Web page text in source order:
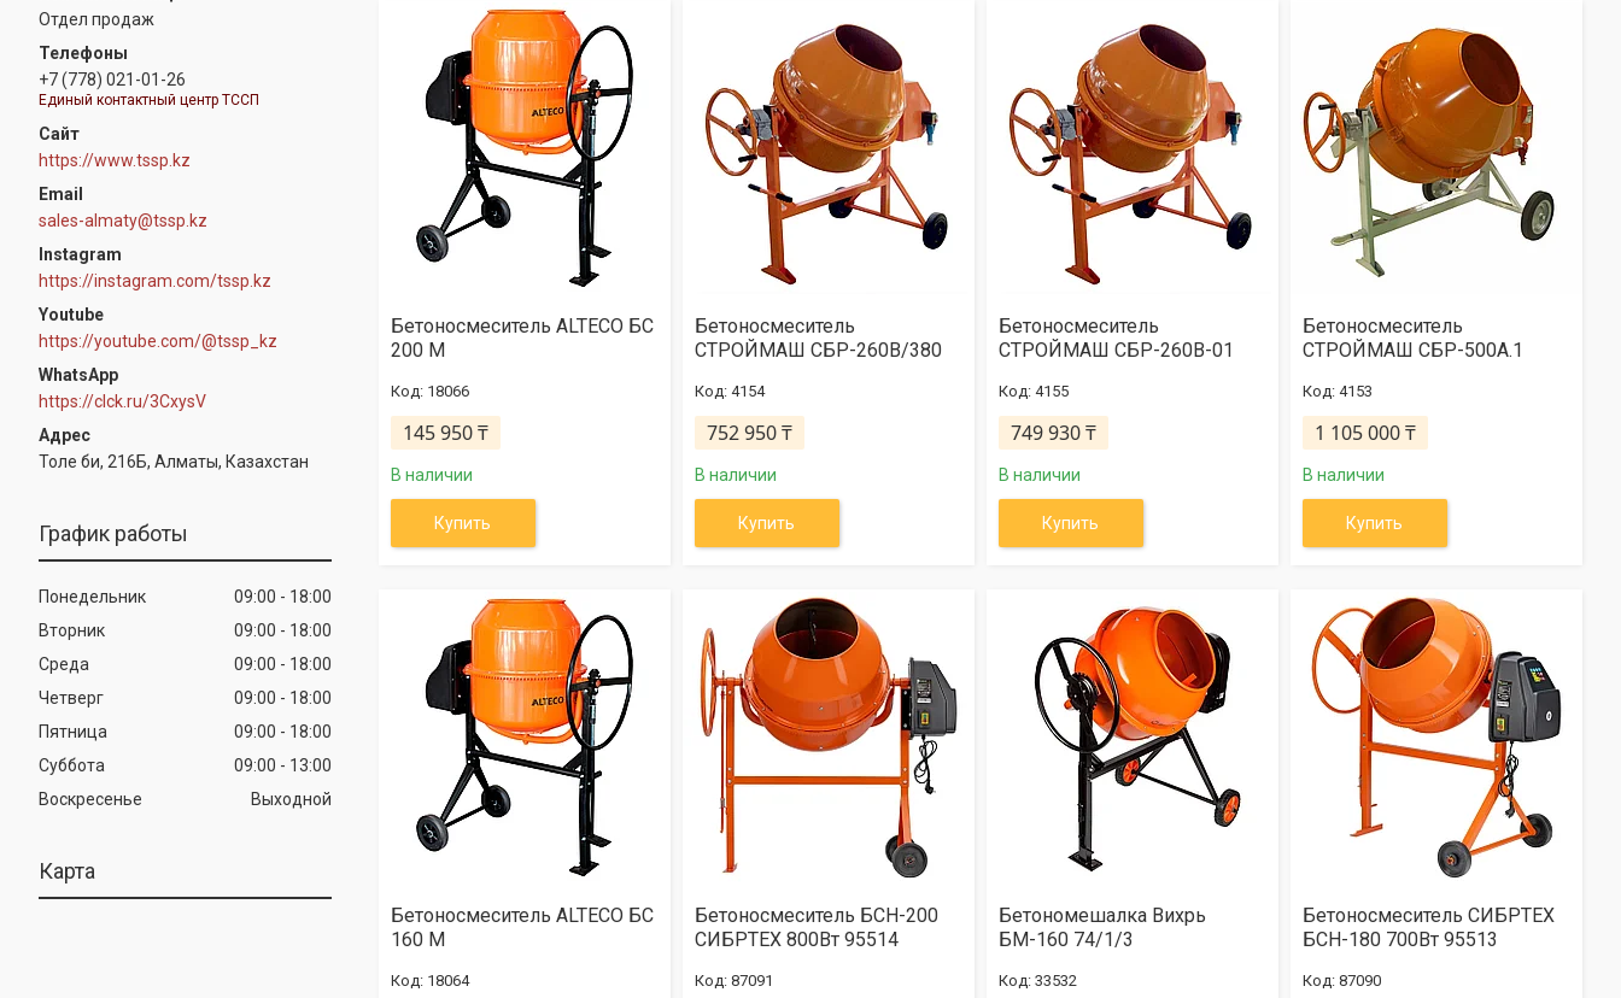
Отдел продаж
+7 (778) 021-01-26
Единый контактный центр ТССП
https://www.tssp.kz
sales-almaty@tssp.kz
Instagram
https://instagram.com/tssp.kz
Youtube
https://youtube.com/@tssp_kz
WhatsApp
https://clck.ru/3CxysV
Толе би, 216Б, Алматы, Казахстан
График работы
Понедельник 09:00
18:00
Вторник
09:00
18:00
Среда
09:00
18:00
Четверг
09:00
18:00
Пятница
09:00
18:00
Суббота
09:00
13:00
Воскресенье
Выходной
Карта
Бетоносмеситель ALTECO БС
200 М
18066
145 950 ₸
В наличии
Купить
Бетоносмеситель
СТРОЙМАШ СБР-260В/380
4154
752 950 ₸
В наличии
Купить
Бетоносмеситель
СТРОЙМАШ СБР-260В-01
4155
749 930 ₸
В наличии
Купить
Бетоносмеситель
СТРОЙМАШ СБР-500А.1
4153
1 105 000 ₸
В наличии
Купить
Бетоносмеситель ALTECO БС
160 М
18064
Бетоносмеситель БСН-200
СИБРТЕХ 800Вт 95514
87091
Бетономешалка Вихрь
БМ-160 74/1/3
33532
Бетоносмеситель СИБРТЕХ
БСН-180 700Вт 95513
87090